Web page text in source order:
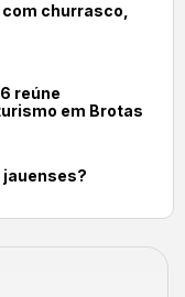
churrasco,
reúne
em Brotas